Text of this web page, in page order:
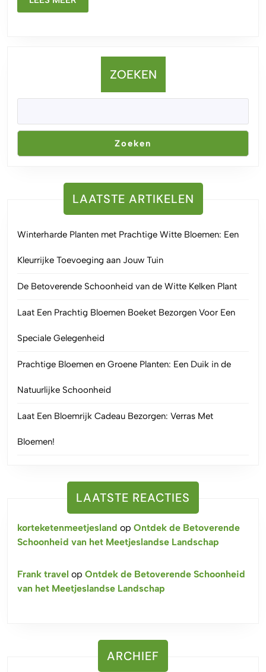
MEER
ZOEKEN
Zoeken
LAATSTE ARTIKELEN
Winterharde Planten met Prachtige Witte Bloemen: Een
Kleurrijke Toevoeging aan Jouw Tuin
De Betoverende Schoonheid van de Witte Kelken Plant
Laat Een Prachtig Bloemen Boeket Bezorgen Voor Een
Speciale Gelegenheid
Prachtige Bloemen en Groene Planten: Een Duik in de
Natuurlijke Schoonheid
Laat Een Bloemrijk Cadeau Bezorgen: Verras Met
Bloemen!
LAATSTE REACTIES
korteketenmeetjesland op Ontdek de Betoverende
Schoonheid van het Meetjeslandse Landschap
Frank travel op Ontdek de Betoverende Schoonheid
van het Meetjeslandse Landschap
ARCHIEF